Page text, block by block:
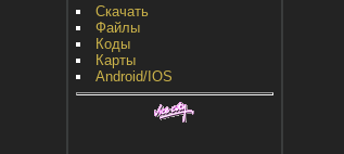
Скачать
Файлы
Коды
Карты
Android/IOS